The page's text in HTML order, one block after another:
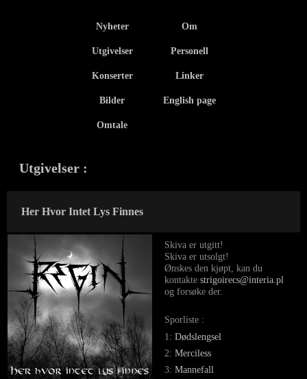
Nyheter
Utgivelser
Konserter
Bilder
Omtale
Om
Personell
Linker
English page
Utgivelser :
Her Hvor Intet Lys Finnes
Skiva er utgitt!
Skiva er utsolgt!
Ønskes den kjøpt, kan du
kontaktestrigoirecs@interia.pl
og forsøke der.
Sporliste :
1:Dødslengsel
2:Merciless
3:Mannefall